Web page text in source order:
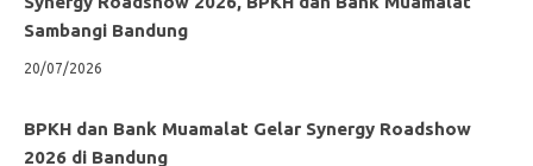
Sambangi Bandung
20/07/2026
BPKH dan Bank Muamalat Gelar Synergy Roadshow
2026 di Bandung